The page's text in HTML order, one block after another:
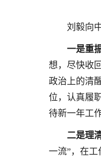
刘毅向
一是重
想，尽快收
政治上的清
位，认真履
待新一年工作
二是理
一流”，在工